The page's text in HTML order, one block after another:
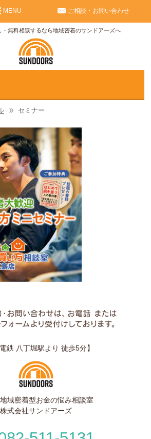
・無料相談するなら地域密着のサンドアーズへ
ご相談・お問い合わせ
MENU
セミナー
電鉄 八丁堀駅より 徒歩5分】
域密着型お金の悩み相談室
株式会社サンドアーズ